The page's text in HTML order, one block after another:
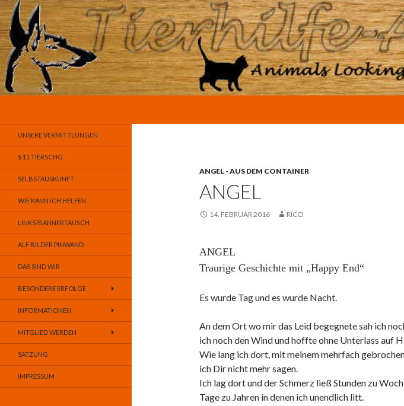
ANGEL - AUS DEM CONTAINER
ANGEL
14. FEBRUAR 2016 RICCI
ANGEL
Traurige Geschichte mit „Happy End“
Es wurde Tag und es wurde Nacht.
An dem Ort wo mir das Leid begegnete sah ich
ich noch den Wind und hoffte ohne Unterlass auf
Wie lang ich dort, mit meinem mehrfach
ich Dir nicht mehr sagen.
Ich lag dort und der Schmerz ließ Stunden zu
Tage zu Jahren in denen ich unendlich litt.
UNSERE VERMITTLUNGEN
§ 11 TIERSCHG.
SELBSTAUSKUNFT
WIE KANN ICH HELFEN
LINKS/BANNERTAUSCH
ALF BILDER PINWAND
DAS SIND WIR
BESONDERE ERFOLGE
INFORMATIONEN
MITGLIED WERDEN
SATZUNG
IMPRESSUM